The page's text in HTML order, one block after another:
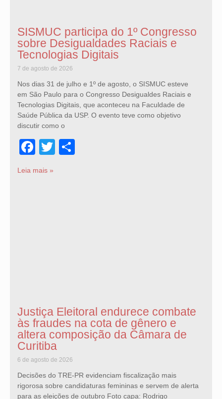
SISMUC participa do 1º Congresso
sobre Desigualdades Raciais e
Tecnologias Digitais
7 de agosto de 2026
Nos dias 31 de julho e 1º de agosto, o SISMUC esteve
em São Paulo para o Congresso Desigualdes Raciais e
Tecnologias Digitais, que aconteceu na Faculdade de
Saúde Pública da USP. O evento teve como objetivo
discutir como o
Facebook
Twitter
Leia mais »
Justiça Eleitoral endurece combate
às fraudes na cota de gênero e
altera composição da Câmara de
Curitiba
6 de agosto de 2026
Decisões do TRE-PR evidenciam fiscalização mais
rigorosa sobre candidaturas femininas e servem de alerta
para as eleições de outubro Foto capa: Rodrigo